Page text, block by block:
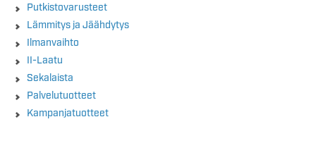
Putkistovarusteet
Lämmitys ja Jäähdytys
Ilmanvaihto
II-Laatu
Sekalaista
Palvelutuotteet
Kampanjatuotteet